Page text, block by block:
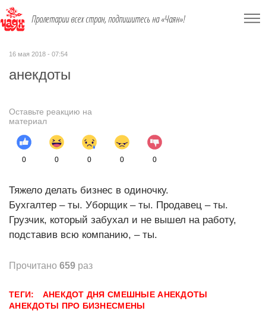
Пролетарии всех стран, подпишитесь на «Чаян»!
16 мая 2018 - 07:54
анекдоты
Оставьте реакцию на
материал
0 0 0 0 0
Тяжело делать бизнес в одиночку.
Бухгалтер – ты. Уборщик – ты. Продавец – ты.
Грузчик, который забухал и не вышел на работу,
подставив всю компанию, – ты.
Прочитано 659 раз
ТЕГИ: АНЕКДОТ ДНЯ СМЕШНЫЕ АНЕКДОТЫ
АНЕКДОТЫ ПРО БИЗНЕСМЕНЫ